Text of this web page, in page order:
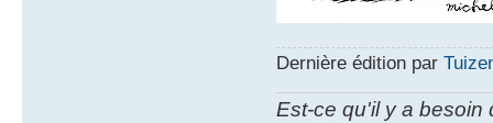
Dernière édition par
Est-ce qu'il y a besoin